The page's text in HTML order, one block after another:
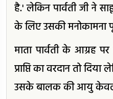
है.' लेकिन पार्वती जी ने
के लिए उसकी मनोकामना
माता पार्वती के आग्रह
प्राप्ति का वरदान तो
उसके बालक की आयु केवल